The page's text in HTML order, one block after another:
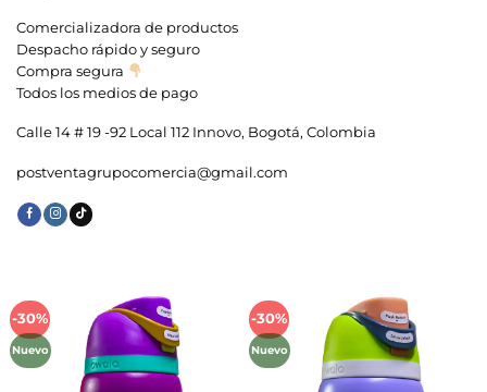
Comercializadora de productos
Despacho rápido y seguro
Compra segura
Todos los medios de pago
Calle 14 # 19 -92 Local 112 Innovo, Bogotá, Colombia
postventagrupocomercia@gmail.com
-30%
Nuevo
Añadir
lista de
deseos
-30%
Nuevo
Añadir
lista de
deseos